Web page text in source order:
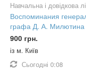
Навчальна і довідкова
Воспоминания
графа Д. А. Милютина
900 грн.
із м. Київ
Сьогодні 0:08